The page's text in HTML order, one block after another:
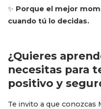
✨ Porque el mejor
cuando tú lo decidas.
¿Quieres
necesitas para
positivo y
Te invito a que